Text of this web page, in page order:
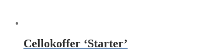
Cellokoffer ‘Starter’